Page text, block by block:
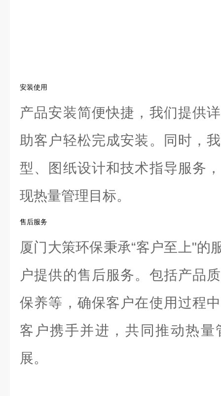
安装使用
产品安装简便快捷，我们提供
助客户轻松完成安装。同时，
型、图纸设计和技术指导服务
现热量管理目标。
售后服务
厦门大策环保秉承“客户至上"的
户提供的售后服务。包括产品
保养等，确保客户在使用过程
客户携手并进，共同推动热
展。